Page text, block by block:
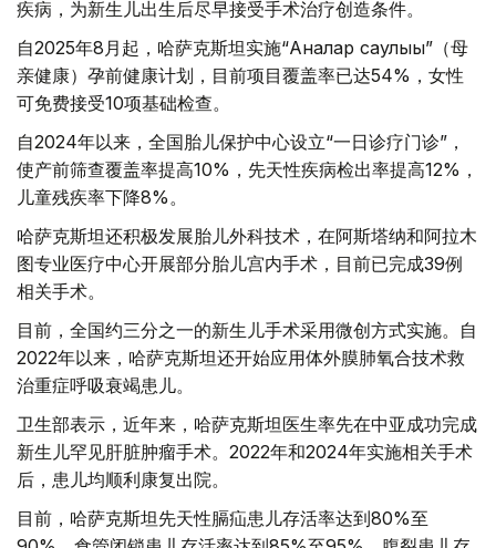
疾病，为新生儿出生后尽早接受手术治疗创造条件。
自2025年8月起，哈萨克斯坦实施“Аналар саулығы”（母
亲健康）孕前健康计划，目前项目覆盖率已达54%，女性
可免费接受10项基础检查。
自2024年以来，全国胎儿保护中心设立“一日诊疗门诊”，
使产前筛查覆盖率提高10%，先天性疾病检出率提高12%，
儿童残疾率下降8%。
哈萨克斯坦还积极发展胎儿外科技术，在阿斯塔纳和阿拉木
图专业医疗中心开展部分胎儿宫内手术，目前已完成39例
相关手术。
目前，全国约三分之一的新生儿手术采用微创方式实施。自
2022年以来，哈萨克斯坦还开始应用体外膜肺氧合技术救
治重症呼吸衰竭患儿。
卫生部表示，近年来，哈萨克斯坦医生率先在中亚成功完成
新生儿罕见肝脏肿瘤手术。2022年和2024年实施相关手术
后，患儿均顺利康复出院。
目前，哈萨克斯坦先天性膈疝患儿存活率达到80%至